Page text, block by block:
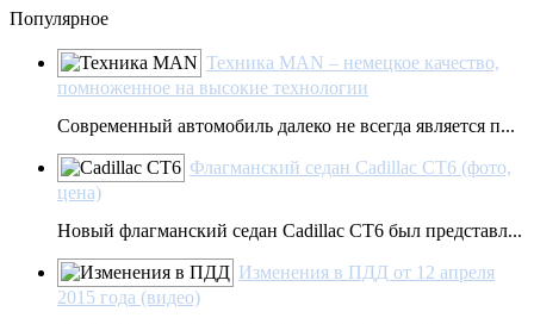
Популярное
Техника MAN – немецкое качество,
помноженное на высокие технологии
Современный автомобиль далеко не всегда является п...
Флагманский седан Cadillac CT6 (фото,
цена)
Новый флагманский седан Cadillac CT6 был представл...
Изменения в ПДД от 12 апреля
2015 года (видео)